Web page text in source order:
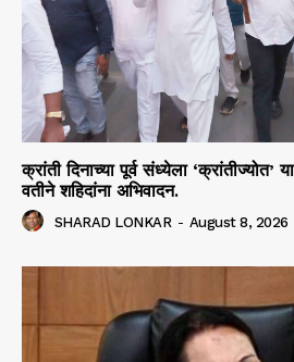
क्रांती दिनाच्या पूर्व संध्येला ‘क्रांतीज्योत’
वतीने शहिदांना अभिवादन.
SHARAD LONKAR - August 8, 2026